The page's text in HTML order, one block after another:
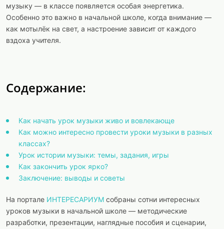
музыку — в классе появляется особая энергетика.
Особенно это важно в начальной школе, когда внимание —
как мотылёк на свет, а настроение зависит от каждого
вздоха учителя.
Содержание:
Как начать урок музыки живо и вовлекающе
Как можно интересно провести уроки музыки в разных
классах?
Урок истории музыки: темы, задания, игры
Как закончить урок ярко?
Заключение: выводы и советы
На портале ИНТЕРЕСАРИУМ собраны сотни интересных
уроков музыки в начальной школе — методические
разработки, презентации, наглядные пособия и сценарии,